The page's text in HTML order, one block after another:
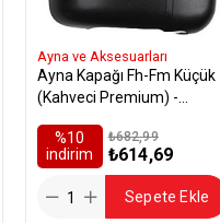
Ayna ve Aksesuarları
Ayna Kapağı Fh-Fm Küçük
(Kahveci Premium) -
%10
i̇ndirim
₺614,69
₺682,99
Sepete Ekle